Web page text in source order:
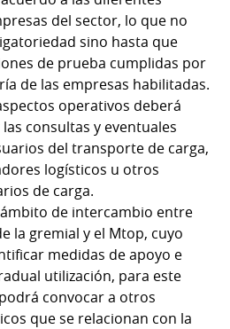
del sector, lo que no
sino hasta que
de prueba cumplidas por
de las empresas habilitadas.
operativos deberá
consultas y eventuales
del transporte de carga,
logísticos u otros
de carga.
de intercambio entre
la gremial y el Mtop, cuyo
medidas de apoyo e
utilización, para este
convocar a otros
que se relacionan con la